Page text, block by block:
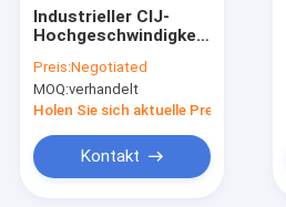
Industrieller CIJ-
Preis:Negotiated
MOQ:verhandelt
Holen Sie sich aktuelle Preis
Kontakt